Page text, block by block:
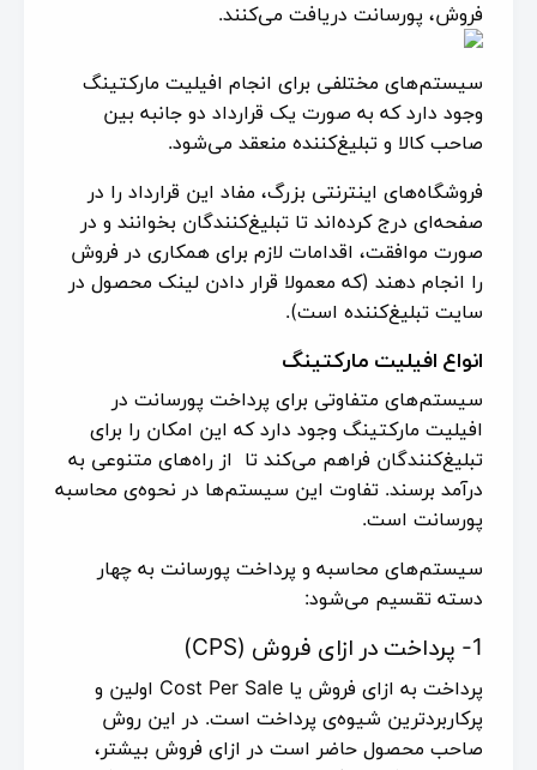
فروش، پورسانت دریافت می‌کنند.
سیستم‌های مختلفی برای انجام افیلیت مارکتینگ
وجود دارد که به صورت یک قرارداد دو جانبه بین
صاحب کالا و تبلیغ‌کننده منعقد می‌شود.
فروشگاه‌های اینترنتی بزرگ، مفاد این قرارداد را در
صفحه‌ای درج کرده‌اند تا تبلیغ‌کنندگان بخوانند و در
صورت موافقت، اقدامات لازم برای همکاری در فروش
را انجام دهند (که معمولا قرار دادن لینک محصول در
سایت تبلیغ‌کننده است).
انواع افیلیت مارکتینگ
سیستم‌های متفاوتی برای پرداخت پورسانت در
افیلیت مارکتینگ وجود دارد که این امکان را برای
تبلیغ‌کنندگان فراهم می‌کند تا از راه‌های متنوعی به
درآمد برسند. تفاوت این سیستم‌ها در نحوه‌ی محاسبه
پورسانت است.
سیستم‌های محاسبه و پرداخت پورسانت به چهار
دسته تقسیم می‌شود:
1- پرداخت در ازای فروش (CPS)
پرداخت به ازای فروش یا Cost Per Sale اولین و
پرکاربردترین شیوه‎‌ی پرداخت است. در این روش
صاحب محصول حاضر است در ازای فروش بیشتر،